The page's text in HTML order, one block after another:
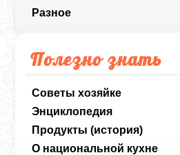
Разное
Полезно знать
Советы хозяйке
Энциклопедия
Продукты (история)
О национальной кухне